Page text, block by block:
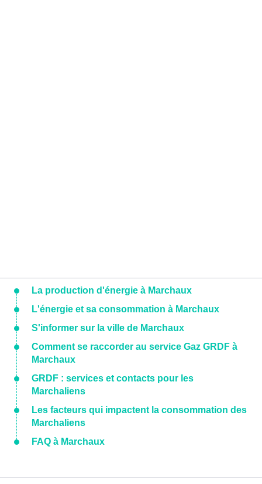
La production d'énergie à Marchaux
L'énergie et sa consommation à Marchaux
S'informer sur la ville de Marchaux
Comment se raccorder au service Gaz GRDF à
Marchaux
GRDF : services et contacts pour les
Marchaliens
Les facteurs qui impactent la consommation des
Marchaliens
FAQ à Marchaux